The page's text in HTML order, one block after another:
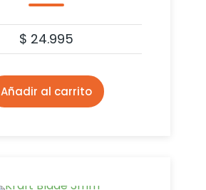
$ 24.995
Añadir al carrito